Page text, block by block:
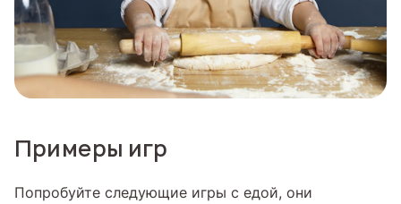
Примеры игр
Попробуйте следующие игры с едой, они